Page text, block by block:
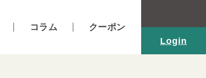
コラム
クーポン
Login